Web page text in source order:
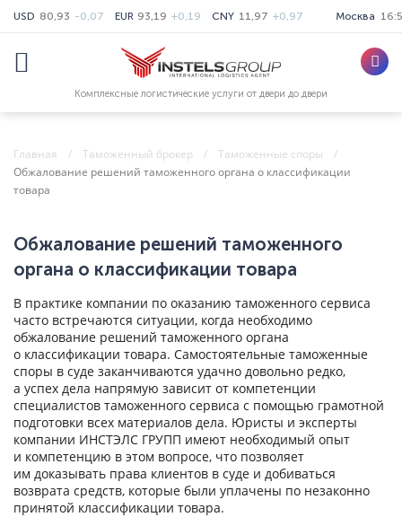
Комплексные логистические услуги от двери до двери
USD 80,93 -0,07 EUR 93,19 +0,19 CNY 11,97 +0,97 Москва
Главная Таможенный брокер
Таможенные споры
Обжалование решений таможенного органа о классификации
товара
Обжалование решений таможенного
органа о классификации товара
В практике компании по оказанию таможенного сервиса
часто встречаются ситуации, когда необходимо
обжалование решений таможенного органа
о классификации товара. Самостоятельные таможенные
споры в суде заканчиваются удачно довольно редко,
а успех дела напрямую зависит от компетенции
специалистов таможенного сервиса с помощью грамотной
подготовки всех материалов дела. Юристы и эксперты
компании ИНСТЭЛС ГРУПП имеют необходимый опыт
и компетенцию в этом вопросе, что позволяет
им доказывать права клиентов в суде и добиваться
возврата средств, которые были уплачены по незаконно
принятой классификации товара.